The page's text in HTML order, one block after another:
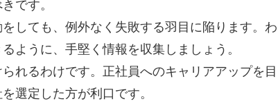
です。
しても、例外なく失敗する羽目に陥ります。わ
ように、手堅く情報を収集しましょう。
れるわけです。正社員へのキャリアアップを目
選定した方が利口です。